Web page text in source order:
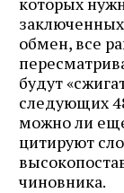
обмен, все
будут
следующих
можно ли
цитируют
чиновника.